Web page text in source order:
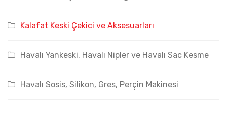
Kalafat Keski Çekici ve Aksesuarları
Havalı Yankeski, Havalı Nipler ve Havalı Sac Kesme
Havalı Sosis, Silikon, Gres, Perçin Makinesi